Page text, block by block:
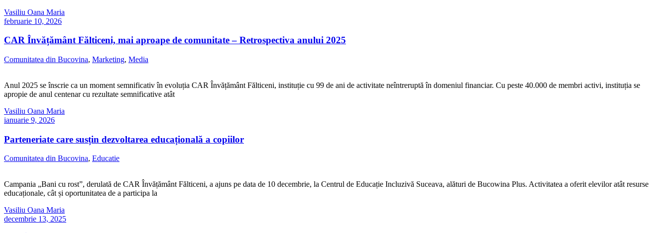
Vasiliu Oana Maria
februarie 10, 2026
CAR Învățământ Fălticeni, mai aproape de comunitate – Retrospectiva anului 2025
Comunitatea din Bucovina, Marketing, Media
Anul 2025 se înscrie ca un moment semnificativ în evoluția CAR Învățământ Fălticeni, instituție cu 99 de ani de activitate neîntreruptă în domeniul financiar. Cu peste 40.000 de membri activi, instituția se
apropie de anul centenar cu rezultate semnificative atât
Vasiliu Oana Maria
ianuarie 9, 2026
Parteneriate care susțin dezvoltarea educațională a copiilor
Comunitatea din Bucovina, Educatie
Campania „Bani cu rost”, derulată de CAR Învățământ Fălticeni, a ajuns pe data de 10 decembrie, la Centrul de Educație Incluzivă Suceava, alături de Bucowina Plus. Activitatea a oferit elevilor atât resurse
educaționale, cât și oportunitatea de a participa la
Vasiliu Oana Maria
decembrie 13, 2025